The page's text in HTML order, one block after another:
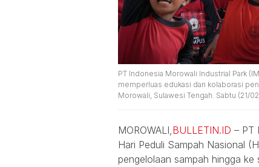
PT Indonesia Morowali Industrial Park
memperluas edukasi dan kolaborasi
Morowali, Sulawesi Tengah. Sabtu (21/
MOROWALI,BULLETIN.ID – PT
Hari Peduli Sampah Nasional
pengelolaan sampah hingga